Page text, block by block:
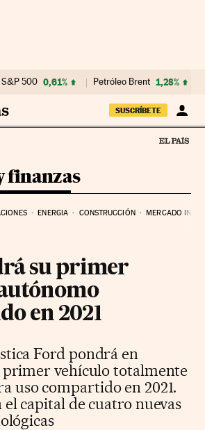
S&P 500 0,61% Petróleo Brent 1,28%
SUSCRÍBETE
finanzas
ENERGIA CONSTRUCCIÓN MERCADO
su primer
en 2021
Ford pondrá en
primer vehículo totalmente
uso compartido en 2021.
capital de cuatro nuevas